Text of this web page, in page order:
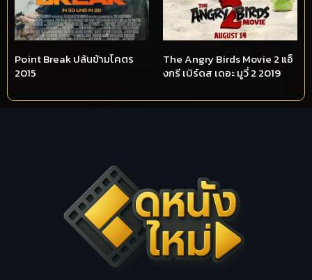
Point Break ปล้นข้ามโคตร
2015
The Angry Birds Movie 2 แอ็
งกรี เบิร์ดส เดอะ มูวี่ 2 2019